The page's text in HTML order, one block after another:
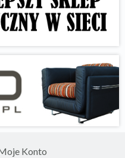
Konto